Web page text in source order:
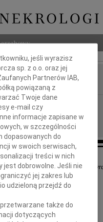
smutku, którego nie można
jeśli wyrazisz
sp. z o.o. oraz jej
Zaufanych Partnerów IAB,
powiązaną z
Twoje dane
e-mail czy
informacje zapisane w
w szczególności
dopasowanych do
w swoich serwisach,
treści w nich
jest dobrowolne. Jeśli nie
jej zakres lub
udzieloną przejdź do
także do
dotyczących